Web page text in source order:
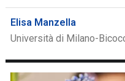
Elisa Manzella
Università di Milano-